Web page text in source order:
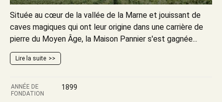
Située au cœur de la vallée de la Marne et jouissant de
caves magiques qui ont leur origine dans une carrière de
pierre du Moyen Âge, la Maison Pannier s'est gagnée...
Lire la suite
ANNÉE DE
FONDATION
1899